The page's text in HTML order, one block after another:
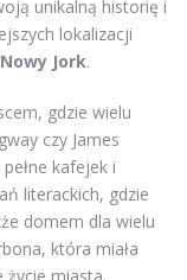
unikalną historię i
lokalizacji
Nowy Jork.
gdzie wielu
czy James
kafejek i
literackich, gdzie
domem dla wielu
która miała